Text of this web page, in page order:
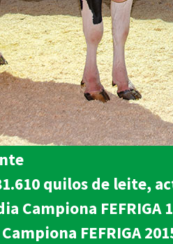
quilos de leite,
Campiona FEFRIGA
FEFRIGA